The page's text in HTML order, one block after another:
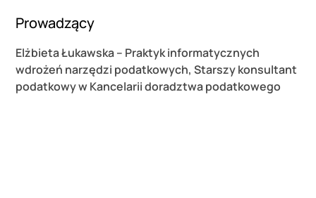
Prowadzący
Elżbieta Łukawska – Praktyk informatycznych
wdrożeń narzędzi podatkowych, Starszy konsultant
podatkowy w Kancelarii doradztwa podatkowego